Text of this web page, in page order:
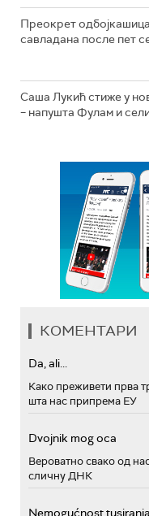
Преокрет одбојкашица
савладана после пет
Саша Лукић стиже у
– напушта Фулам и
КОМЕНТАРИ
Da, ali...
Како преживети прва
шта нас припрема ЕУ
Dvojnik mog oca
Вероватно свако од
сличну ДНК